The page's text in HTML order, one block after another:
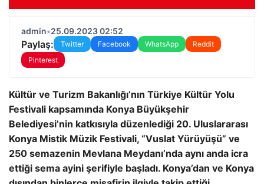
admin•25.09.2023 02:52
Paylaş: Twitter Facebook WhatsApp
Reddit
Pinterest
Kültür ve Turizm Bakanlığı’nın Türkiye Kültür Yolu
Festivali kapsamında Konya Büyükşehir
Belediyesi’nin katkısıyla düzenlediği 20. Uluslararası
Konya Mistik Müzik Festivali, “Vuslat Yürüyüşü” ve
250 semazenin Mevlana Meydanı’nda aynı anda icra
ettiği sema ayini şerifiyle başladı. Konya’dan ve Konya